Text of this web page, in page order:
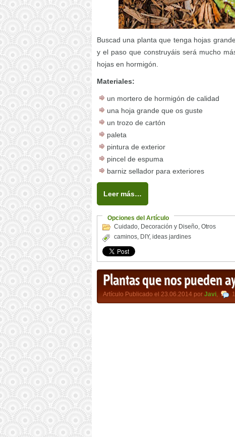
Buscad una planta que tenga hojas
y el paso que construyáis será mucho
hojas en hormigón.
Materiales:
un mortero de hormigón de calidad
una hoja grande que os guste
un trozo de cartón
paleta
pintura de exterior
pincel de espuma
barniz sellador para exteriores
Leer más…
Opciones del Artículo
Cuidado, Decoración y Diseño, Otros
caminos, DIY, ideas jardines
Plantas que nos pueden
Artículo Publicado el 23.06.2014 por Javi,